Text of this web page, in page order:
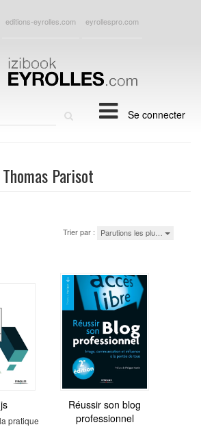
editions-eyrolles.com eyrollespro.com
Se connecter
Thomas Parisot
Trier par : Parutions les plu…
pratique
Réussir son blog
professionnel